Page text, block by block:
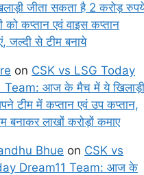
जीता सकता है 2 करोड़
को कप्तान एवं वाइस कप्तान
जल्दी से टीम बनाये
on CSK vs LSG Today
Team: आज के मैच में ये खिलाड़ी
टीम में कप्तान एवं उप कप्तान,
बनाकर लाखों करोड़ों कमाए
Bhue on CSK vs
Dream11 Team: आज के